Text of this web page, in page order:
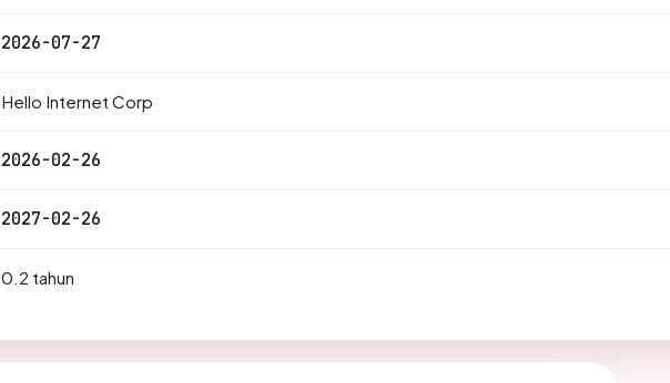
2026-07-27
Hello Internet Corp
2026-02-26
2027-02-26
0.2 tahun